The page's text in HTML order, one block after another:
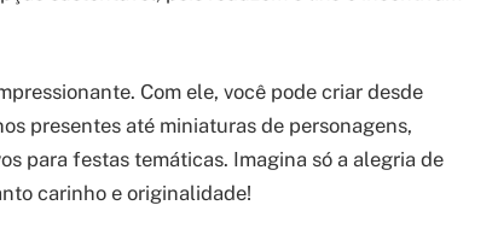
Com ele, você pode criar desde
presentes até miniaturas de personagens,
para festas temáticas. Imagina só a alegria de
carinho e originalidade!